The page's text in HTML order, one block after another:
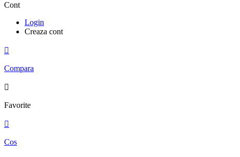
Cont
Login
Creaza cont

Compara

Favorite

Cos